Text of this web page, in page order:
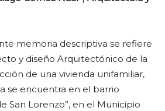
memoria descriptiva se refiere
y diseño Arquitectónico de la
de una vivienda unifamiliar,
se encuentra en el barrio
San Lorenzo”, en el Municipio